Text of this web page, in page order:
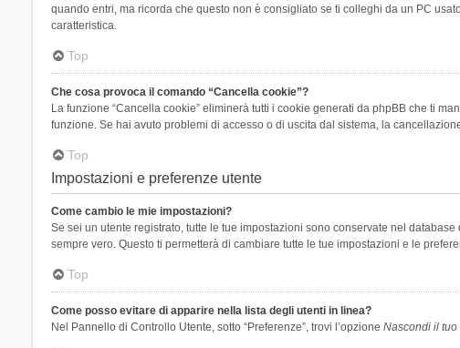
quando entri, ma ricorda che questo non è consigliato se ti colleghi da un PC
caratteristica.
Top
Che cosa provoca il comando “Cancella cookie”?
La funzione “Cancella cookie” eliminerà tutti i cookie generati da phpBB che ti
funzione. Se hai avuto problemi di accesso o di uscita dal sistema, la
Top
Impostazioni e preferenze utente
Come cambio le mie impostazioni?
Se sei un utente registrato, tutte le tue impostazioni sono conservate nel
sempre vero. Questo ti permetterà di cambiare tutte le tue impostazioni e le
Top
Come posso evitare di apparire nella lista degli utenti in linea?
Nel Pannello di Controllo Utente, sotto “Preferenze”, trovi l’opzione Nascondi il tuo